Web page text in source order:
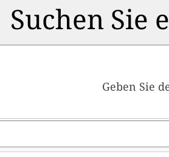
Suchen Sie
Geben Sie